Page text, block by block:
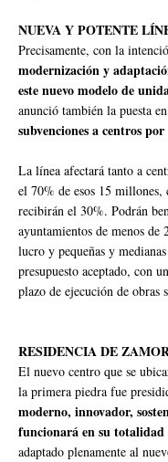
NUEVA Y POTENTE
Precisamente, con la
modernización y
este nuevo modelo de
anunció también la puesta
subvenciones a centros
La línea afectará tanto a
el 70% de esos 15 millones,
recibirán el 30%. Podrán
ayuntamientos de menos de
lucro y pequeñas y
presupuesto aceptado, con
plazo de ejecución de obras
RESIDENCIA DE
El nuevo centro que se
la primera piedra fue
moderno, innovador,
funcionará en su totalidad
adaptado plenamente al